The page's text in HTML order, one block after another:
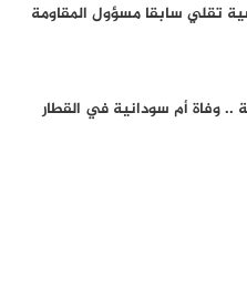
تقلي سابقا مسؤول المقاومة
.. وفاة أم سودانية في القطار